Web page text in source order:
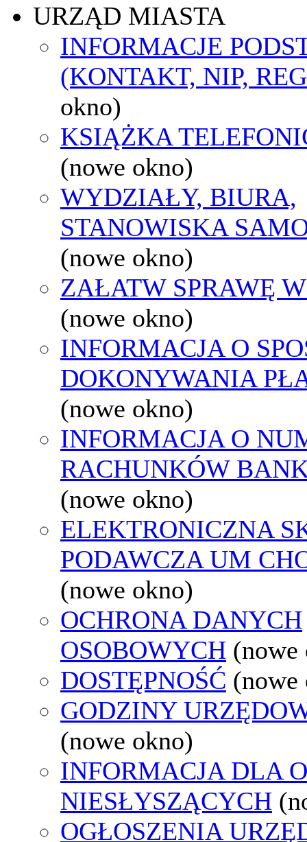
URZĄD MIASTA
INFORMACJE
(KONTAKT, NIP,
okno)
KSIĄŻKA
(nowe okno)
WYDZIAŁY, BIURA,
STANOWISKA
(nowe okno)
ZAŁATW SPRAWĘ
(nowe okno)
INFORMACJA O
DOKONYWANIA
(nowe okno)
INFORMACJA O
RACHUNKÓW
(nowe okno)
ELEKTRONICZNA
PODAWCZA UM
(nowe okno)
OCHRONA DANYCH
OSOBOWYCH (nowe
DOSTĘPNOŚĆ (nowe
GODZINY
(nowe okno)
INFORMACJA DLA
NIESŁYSZĄCYCH
OGŁOSZENIA